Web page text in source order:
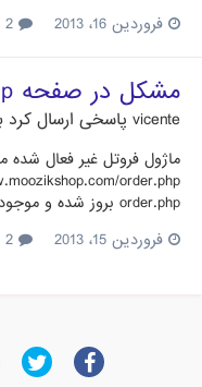
فروردین 16، 2013
مشکل در صفحه order.php
vicente پاسخی ارسال
ماژول فروتل غیر فعال
order.php بروز شده و موجود است
فروردین 15، 2013